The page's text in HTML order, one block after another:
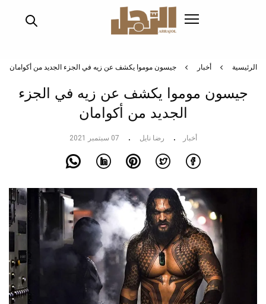
الرئيسية أخبار جيسون موموا يكشف عن زيه في الجزء الجديد من أكوامان
جيسون موموا يكشف عن زيه في الجزء
الجديد من أكوامان
أخبار رضا نايل 07 سبتمبر 2021